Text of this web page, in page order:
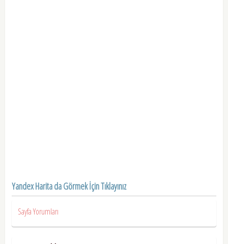
Yandex Harita da Görmek İçin Tıklayınız
Sayfa Yorumları